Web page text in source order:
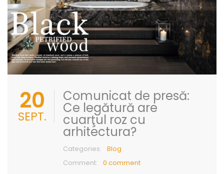
20
SEPT.
Comunicat de presă:
Ce legătură are
cuarţul roz cu
arhitectura?
Categories:
Blog
Comment:
0 comment